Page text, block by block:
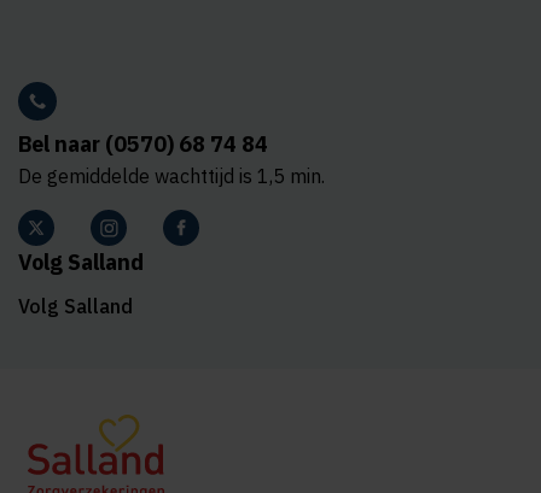
Bel naar (0570) 68 74 84
De gemiddelde wachttijd is 1,5 min.
Volg Salland
Volg Salland